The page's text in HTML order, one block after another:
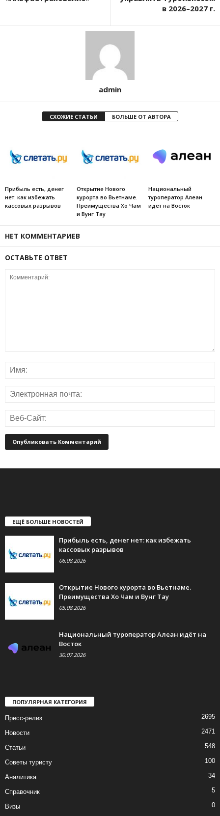
в 2026–2027 г.
admin
СХОЖИЕ СТАТЬИ БОЛЬШЕ ОТ АВТОРА
Прибыль есть, денег
нет: как избежать
кассовых разрывов
Открытие Нового
курорта во Вьетнаме.
Преимущества Хо Чам
и Вунг Тау
Национальный
туроператор Алеан
идёт на Восток
НЕТ КОММЕНТАРИЕВ
ОСТАВЬТЕ ОТВЕТ
ЕЩЁ БОЛЬШЕ НОВОСТЕЙ
Прибыль есть, денег нет: как избежать
кассовых разрывов
06.08.2026
Открытие Нового курорта во Вьетнаме.
Преимущества Хо Чам и Вунг Тау
05.08.2026
Национальный туроператор Алеан идёт на
Восток
30.07.2026
ПОПУЛЯРНАЯ КАТЕГОРИЯ
Пресс-релиз 2695
Новости 2471
Статьи 548
Советы туристу 100
Аналитика 34
Справочник 5
Визы 0